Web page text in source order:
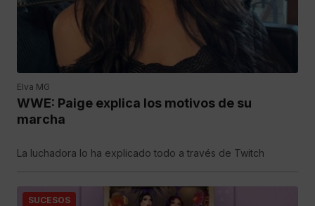
Elva MG
WWE: Paige explica los motivos de su
marcha
La luchadora lo ha explicado todo a través de Twitch
SUCESOS